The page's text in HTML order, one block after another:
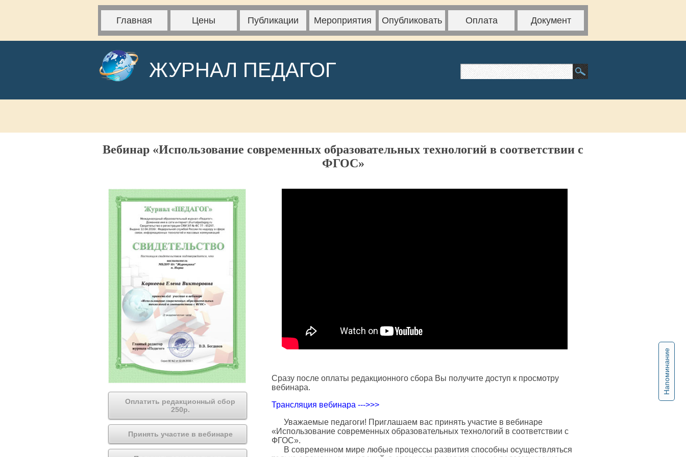
Главная Цены Публикации Мероприятия Опубликовать Оплата Документ
ЖУРНАЛ ПЕДАГОГ
Напоминание
Вебинар «Использование современных образовательных технологий в соответствии с
ФГОС»
Оплатить редакционный сбор
250р.
Принять участие в вебинаре
Сразу после оплаты редакционного сбора Вы получите доступ к просмотру
вебинара.
Трансляция вебинара --->>>
Уважаемые педагоги! Приглашаем вас принять участие в вебинаре
«Использование современных образовательных технологий в соответствии с
ФГОС».
В современном мире любые процессы развития способны осуществляться